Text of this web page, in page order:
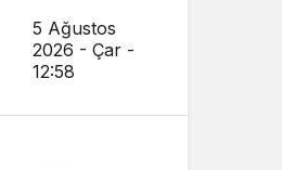
Büyüledi
5 Ağustos
2026 - Çar -
12:58